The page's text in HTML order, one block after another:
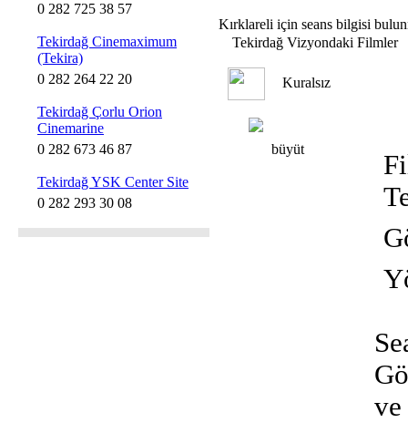
0 282 725 38 57
Tekirdağ Cinemaximum
(Tekira)
0 282 264 22 20
Tekirdağ Çorlu Orion
Cinemarine
0 282 673 46 87
Tekirdağ YSK Center Site
0 282 293 30 08
Kırklareli için seans bilgisi
Tekirdağ Vizyondaki Filmler
Kuralsız
büyüt